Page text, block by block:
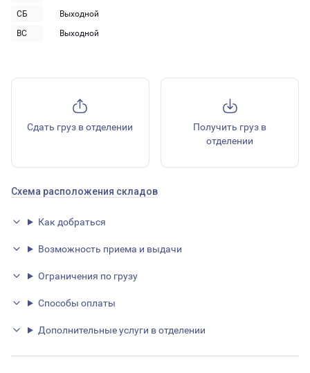
СБ
Выходной
ВС
Выходной
Сдать груз в отделении
Получить груз в
отделении
Схема расположения складов
Как добраться
Возможность приема и выдачи
Ограничения по грузу
Способы оплаты
Дополнительные услуги в отделении